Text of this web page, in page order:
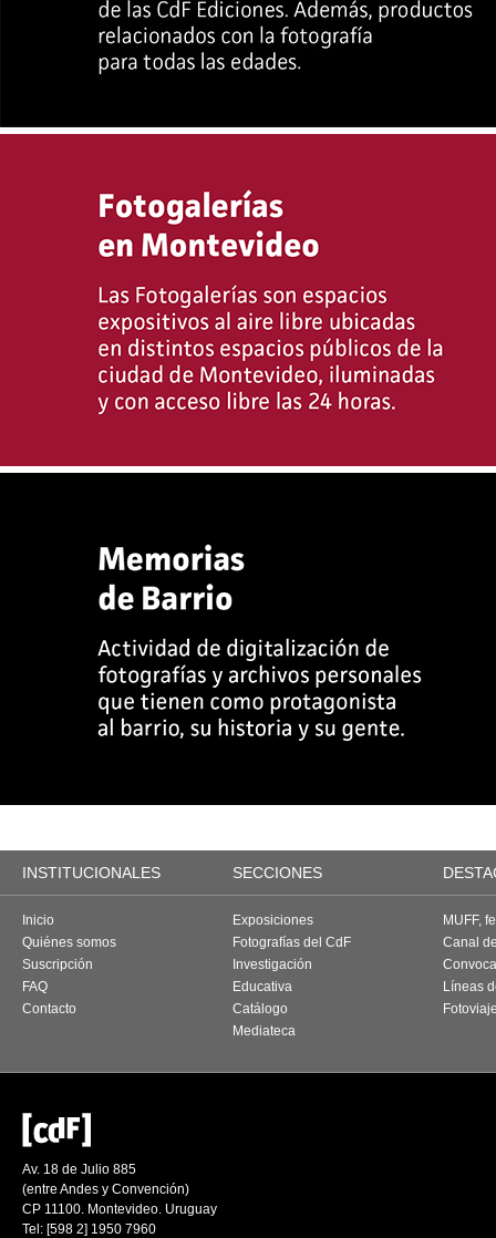
INSTITUCIONALES SECCIONES
Inicio
Quiénes somos
Suscripción
FAQ
Contacto
Exposiciones
Fotografías del CdF
Investigación
Educativa
Catálogo
Mediateca
MUFF,
Canal
Líneas
Av. 18 de Julio 885
(entre Andes y Convención)
CP 11100. Montevideo. Uruguay
Tel: [598 2] 1950 7960